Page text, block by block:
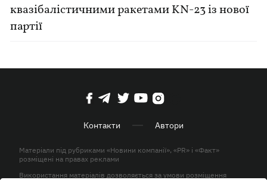
квазібалістичними ракетами KN-23 із нової
партії
Контакти Автори
Матеріали під рубриками «Новини компанії», «PR» і «Факт»
розміщені на правах реклами
Використання матеріалів дозволяється за умови розміщення